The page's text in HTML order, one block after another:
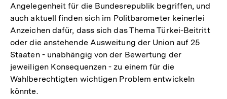
Angelegenheit für die Bundesrepublik begriffen, und
auch aktuell finden sich im Politbarometer keinerlei
Anzeichen dafür, dass sich das Thema Türkei-Beitritt
oder die anstehende Ausweitung der Union auf 25
Staaten - unabhängig von der Bewertung der
jeweiligen Konsequenzen - zu einem für die
Wahlberechtigten wichtigen Problem entwickeln
könnte.